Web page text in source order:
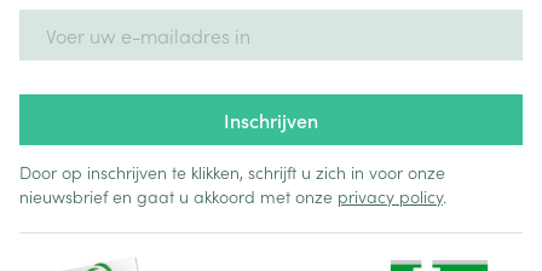
Inschrijven
Door op inschrijven te klikken, schrijft u zich in voor onze
nieuwsbrief en gaat u akkoord met onze privacy policy.